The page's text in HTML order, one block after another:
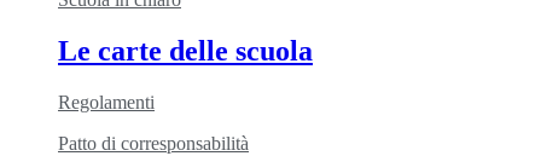
Le carte delle scuola
Regolamenti
Patto di corresponsabilità